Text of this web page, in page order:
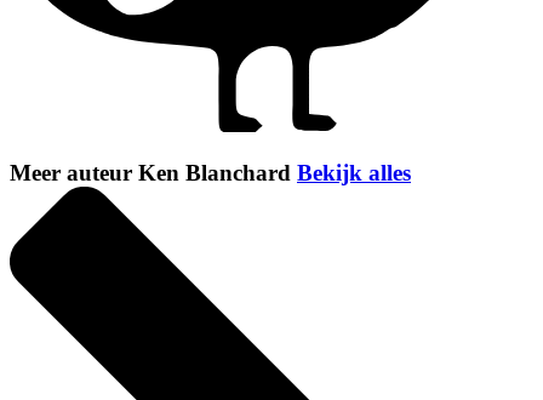
Meer auteur Ken Blanchard Bekijk alles